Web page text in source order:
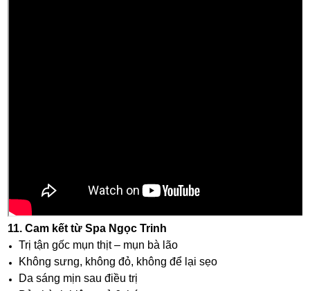
11. Cam kết từ Spa Ngọc Trinh
Trị tận gốc mụn thịt – mụn bà lão
Không sưng, không đỏ, không để lại sẹo
Da sáng mịn sau điều trị